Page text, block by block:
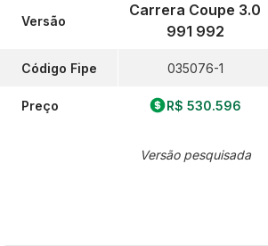
Versão
Código Fipe
Preço
Carrera Coupe 3.0
991 992
035076-1
R$ 530.596
Versão pesquisada